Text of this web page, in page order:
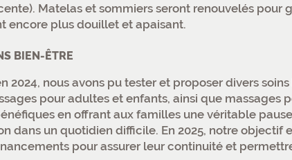
Matelas et sommiers seront renouvelés pour
encore plus douillet et apaisant.
BIEN-ÊTRE
2024, nous avons pu tester et proposer divers
pour adultes et enfants, ainsi que massages
en offrant aux familles une véritable
dans un quotidien difficile. En 2025, notre objectif
pour assurer leur continuité et